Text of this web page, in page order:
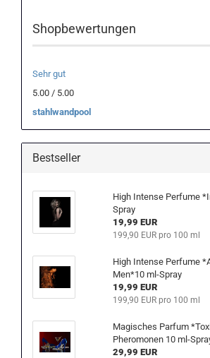
Shopbewertungen
Sehr gut
5.00 / 5.00
stahlwandpool
Bestseller
High Intense Perfume
Spray
19,99 EUR
199,90 EUR pro 100 ml
High Intense Perfume
Men*10 ml-Spray
19,99 EUR
199,90 EUR pro 100 ml
Magisches Parfum
Pheromonen 10 ml-
29,99 EUR